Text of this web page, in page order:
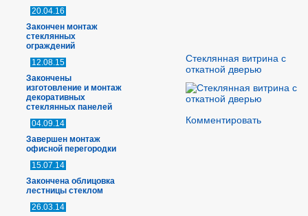
20.04.16
Закончен монтаж
стеклянных
ограждений
12.08.15
Закончены
изготовление и монтаж
декоративных
стеклянных панелей
04.09.14
Завершен монтаж
офисной перегородки
15.07.14
Закончена облицовка
лестницы стеклом
26.03.14
Стеклянная витрина с
откатной дверью
Комментировать